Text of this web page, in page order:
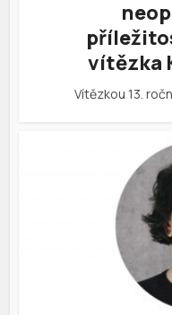
vítězka
Vítězkou 13.